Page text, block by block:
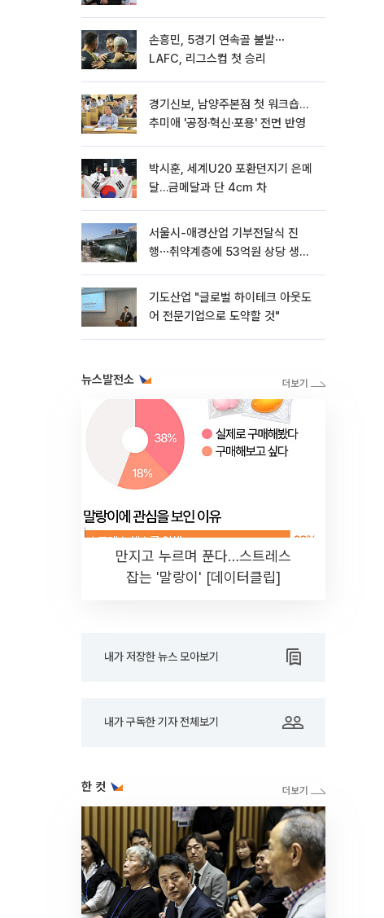
손흥민, 5경기 연속골 불발⋯
LAFC, 리그스컵 첫 승리
경기신보, 남양주본점 첫 워크숍…
추미애 '공정·혁신·포용' 전면 반영
박시훈, 세계U20 포환던지기 은메
달…금메달과 단 4㎝ 차
서울시-애경산업 기부전달식 진
행⋯취약계층에 53억원 상당 생활
기도산업 "글로벌 하이테크 아웃도
어 전문기업으로 도약할 것"
뉴스발전소
만지고 누르며 푼다…스트레스
잡는 '말랑이' [데이터클립]
내가 저장한 뉴스 모아보기
내가 구독한 기자 전체보기
한 컷